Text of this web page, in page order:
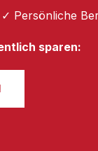
Persönliche
sparen: